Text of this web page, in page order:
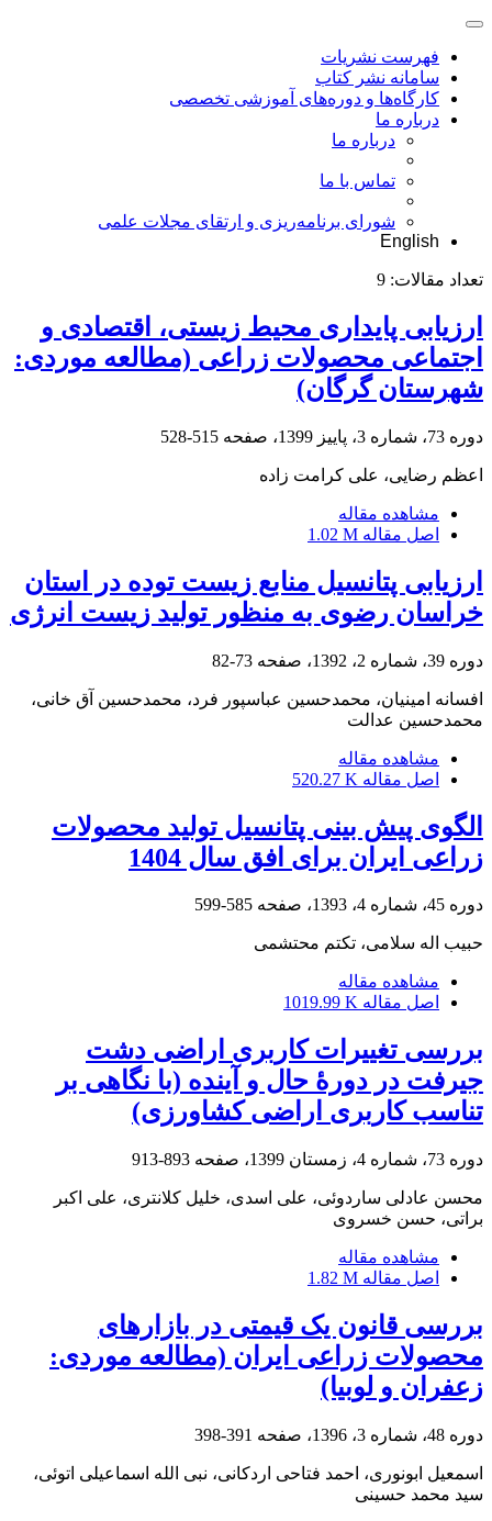
فهرست نشریات
سامانه نشر کتاب
کارگاه‌ها و دوره‌های آموزشی تخصصی
درباره ما
درباره ما
تماس با ما
شورای برنامه‌ریزی و ارتقای مجلات علمی
English
تعداد مقالات: 9
ارزیابی پایداری محیط زیستی، اقتصادی و
اجتماعی محصولات زراعی (مطالعه موردی:
شهرستان گرگان)
دوره 73، شماره 3، پاییز 1399، صفحه 515-528
اعظم رضایی، علی کرامت زاده
مشاهده مقاله
اصل مقاله 1.02 M
ارزیابی پتانسیل منابع زیست توده در استان
خراسان رضوی به منظور تولید زیست انرژی
دوره 39، شماره 2، 1392، صفحه 73-82
افسانه امینیان، محمدحسین عباسپور فرد، محمدحسین آق خانی،
محمد‌حسین عدالت
مشاهده مقاله
اصل مقاله 520.27 K
الگوی پیش بینی پتانسیل تولید محصولات
زراعی ایران برای افق سال 1404
دوره 45، شماره 4، 1393، صفحه 585-599
حبیب اله سلامی، تکتم محتشمی
مشاهده مقاله
اصل مقاله 1019.99 K
بررسی تغییرات کاربری اراضی دشت
جیرفت در دورۀ حال و آینده (با نگاهی بر
تناسب کاربری اراضی کشاورزی)
دوره 73، شماره 4، زمستان 1399، صفحه 893-913
محسن عادلی ساردوئی، علی اسدی، خلیل کلانتری، علی اکبر
براتی، حسن خسروی
مشاهده مقاله
اصل مقاله 1.82 M
بررسی قانون یک قیمتی در بازارهای
محصولات زراعی ایران (مطالعه موردی:
زعفران و لوبیا)
دوره 48، شماره 3، 1396، صفحه 391-398
اسمعیل ابونوری، احمد فتاحی اردکانی، نبی الله اسماعیلی اتوئی،
سید محمد حسینی